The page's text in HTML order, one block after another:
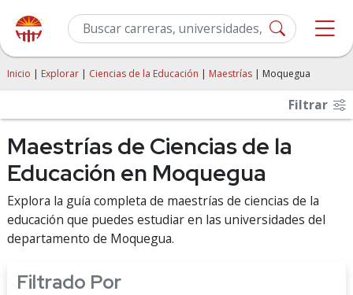
Inicio | Explorar | Ciencias de la Educación | Maestrías | Moquegua
Filtrar
Maestrías de Ciencias de la
Educación en Moquegua
Explora la guía completa de maestrías de ciencias de la
educación que puedes estudiar en las universidades del
departamento de Moquegua.
Filtrado Por